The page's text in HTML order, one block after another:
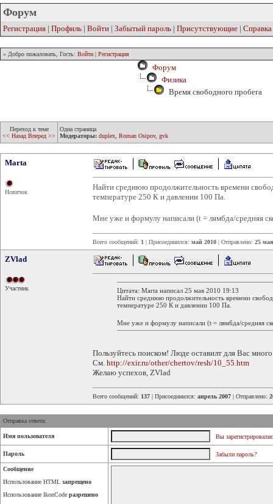
Форум
Регистрация | Профиль | Войти | Забытый пароль | Присутствующие | Справка
» Добро пожаловать, Гость: Войти | Регистрация
Форум
Физика
Время свободного пробега
Переход к теме
<< Назад Вперед >>
Одна страница
Модераторы: duplex Roman Osipov, gvk
Marta
Новичок
Найти среднюю продолжительность времени
температуре 250 К и давлении 100 Па.
Мне уже и формулу написали (t = лямбда/средняя
Всего сообщений: 1 | Присоединился: май 2010 | Отправлено: 25
ZVlad
Участник
Цитата: Marta написал 25 мая 2010 19:13
Найти среднюю продолжительность времени
температуре 250 К и давлении 100 Па.
Мне уже и формулу написали (t = лямбда/средняя
Пользуйтесь поиском! Люде оставилт для Вас
См. http://exir.ru/other/chertov/resh/10_55.htm
Желаю успехов, ZVlad
Всего сообщений: 137 | Присоединился: апрель 2007 | Отправлено:
Отправка ответа:
Имя пользователя Вы
Пароль Забыли пароль?
Сообщение
Использование HTML запрещено
Использование IkonCode разрешено